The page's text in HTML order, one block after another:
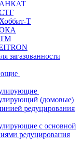
АНКАТ
СТГ
Т
ОКА
загазованности
(домовые)
редуцирования
с основной
редуцирования